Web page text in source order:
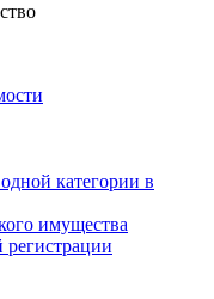
категории в
имущества
регистрации